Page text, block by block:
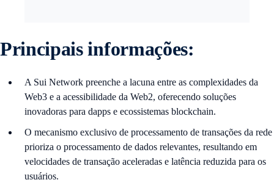
Principais informações:
A Sui Network preenche a lacuna entre as complexidades da
Web3 e a acessibilidade da Web2, oferecendo soluções
inovadoras para dapps e ecossistemas blockchain.
O mecanismo exclusivo de processamento de transações da rede
prioriza o processamento de dados relevantes, resultando em
velocidades de transação aceleradas e latência reduzida para os
usuários.